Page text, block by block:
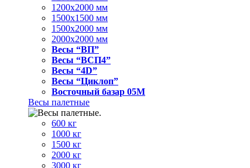
1200x2000 мм
1500x1500 мм
1500x2000 мм
2000x2000 мм
Весы “ВП”
Весы “ВСП4”
Весы “4D”
Весы “Циклоп”
Восточный базар 05M
Весы палетные
600 кг
1000 кг
1500 кг
2000 кг
3000 кг